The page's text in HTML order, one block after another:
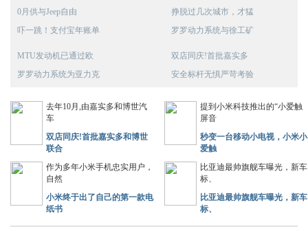
0月供与Jeep自由
吓一跳！支付宝年账单
挣脱过几次城市，才猛
罗罗动力系统与徐工矿
MTU发动机已通过欧
罗罗动力系统为亚力克
双店同庆!首批嘉实多
安全标杆无惧严苛考验
去年10月,由嘉实多和博世汽
车
双店同庆!首批嘉实多和博世
联合
提到小米科技推出的“小爱触
屏音
秒变一台移动小电视，小米小
爱触
作为多年小米手机忠实用户，
自然
小米终于出了自己的第一款电
纸书
比亚迪最帅旗舰车曝光，新车
标、
比亚迪最帅旗舰车曝光，新车
标、